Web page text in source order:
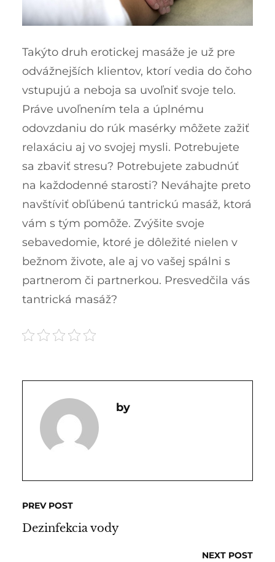
Takýto druh erotickej masáže je už pre
odvážnejších klientov, ktorí vedia do čoho
vstupujú a neboja sa uvoľniť svoje telo.
Práve uvoľnením tela a úplnému
odovzdaniu do rúk masérky môžete zažiť
relaxáciu aj vo svojej mysli. Potrebujete
sa zbaviť stresu? Potrebujete zabudnúť
na každodenné starosti? Neváhajte preto
navštíviť obľúbenú tantrickú masáž, ktorá
vám s tým pomôže. Zvýšite svoje
sebavedomie, ktoré je dôležité nielen v
bežnom živote, ale aj vo vašej spálni s
partnerom či partnerkou. Presvedčila vás
tantrická masáž?
PREV POST
Dezinfekcia vody
NEXT POST